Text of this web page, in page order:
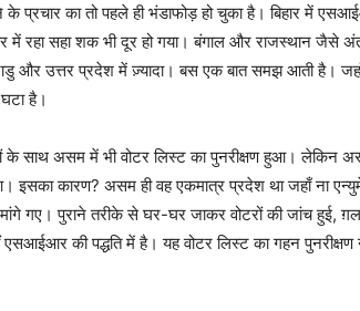
का तो पहले ही भंडाफोड़ हो चुका है। बिहार में
में रहा सहा शक भी दूर हो गया। बंगाल और राजस्थान जैसे
और उत्तर प्रदेश में ज़्यादा। बस एक बात समझ आती है।
है।
के साथ असम में भी वोटर लिस्ट का पुनरीक्षण हुआ। लेकिन
इसका कारण? असम ही वह एकमात्र प्रदेश था जहाँ ना
गए। पुराने तरीके से घर-घर जाकर वोटरों की जांच हुई,
की पद्धति में है। यह वोटर लिस्ट का गहन पुनरीक्षण